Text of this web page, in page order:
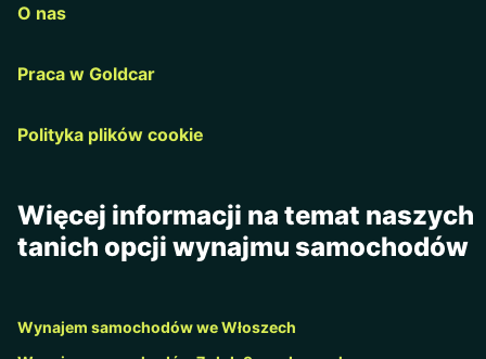
O nas
Praca w Goldcar
Polityka plików cookie
Więcej informacji na temat naszych
tanich opcji wynajmu samochodów
Wynajem samochodów we Włoszech